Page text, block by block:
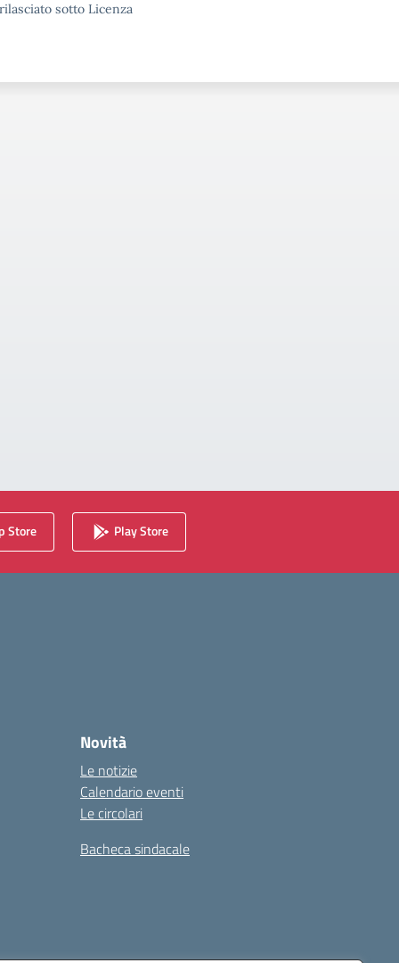
sotto Licenza
Store Play Store
Novità
Le notizie
Calendario eventi
Le circolari
Bacheca sindacale